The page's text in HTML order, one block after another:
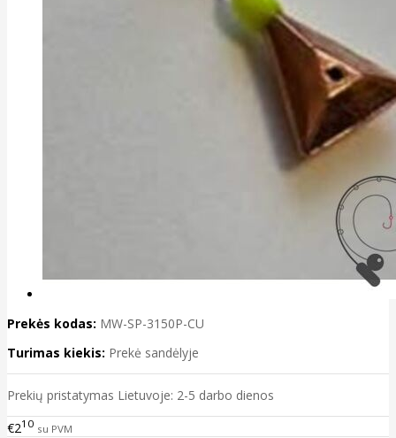
Prekės kodas: MW-SP-3150P-CU
Turimas kiekis: Prekė sandėlyje
Prekių pristatymas Lietuvoje: 2-5 darbo dienos
€210 su PVM